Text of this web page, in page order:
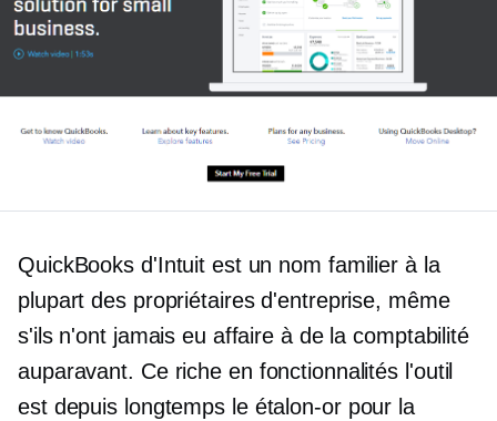
QuickBooks d'Intuit est un nom familier à la
plupart des propriétaires d'entreprise, même
s'ils n'ont jamais eu affaire à de la comptabilité
auparavant. Ce riche en fonctionnalités l'outil
est depuis longtemps le étalon-orpour la